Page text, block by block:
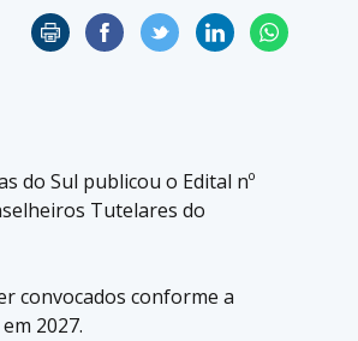
do Sul publicou o Edital nº
Tutelares do
convocados conforme a
2027.